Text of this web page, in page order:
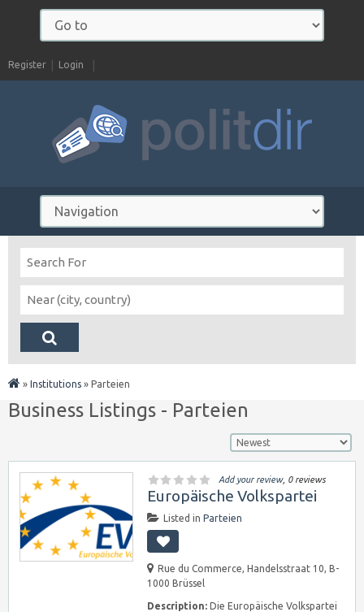
Register Login
» Institutions » Parteien
Business Listings - Parteien
Add your review, 0 reviews
Europäische Volkspartei
Listed in Parteien
Rue du Commerce, Handelsstraat 10, B-
1000 Brüssel
Description: Die Europäische Volkspartei